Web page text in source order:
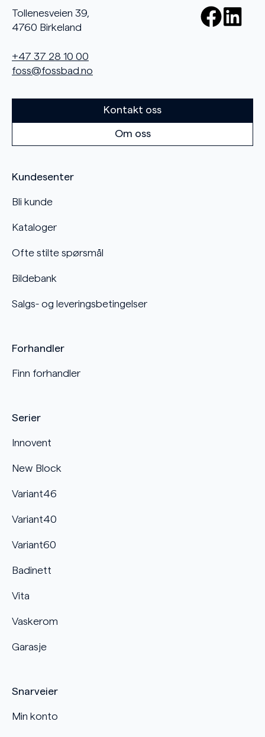
Tollenesveien 39,
4760 Birkeland
+47 37 28 10 00
foss@fossbad.no
Serier
Innovent
New Block
Variant46
Variant40
Variant60
Badinett
Vita
Vaskerom
Garasje
Kundesenter
Bli kunde
Kataloger
Ofte stilte spørsmål
Bildebank
Salgs- og leveringsbetingelser
Forhandler
Finn forhandler
Snarveier
Min konto
Kontakt oss
Om oss